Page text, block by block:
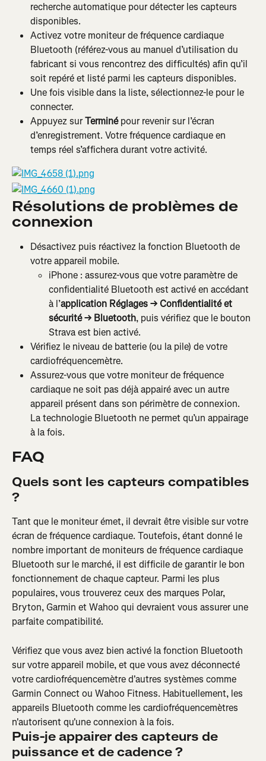
recherche automatique pour détecter les capteurs
disponibles.
Activez votre moniteur de fréquence cardiaque
Bluetooth (référez-vous au manuel d’utilisation du
fabricant si vous rencontrez des difficultés) afin qu’il
soit repéré et listé parmi les capteurs disponibles.
Une fois visible dans la liste, sélectionnez-le pour le
connecter.
Appuyez sur Terminé pour revenir sur l’écran
d’enregistrement. Votre fréquence cardiaque en
temps réel s’affichera durant votre activité.
Résolutions de problèmes de
connexion
Désactivez puis réactivez la fonction Bluetooth de
votre appareil mobile.
iPhone : assurez-vous que votre paramètre de
confidentialité Bluetooth est activé en accédant
à l’application Réglages → Confidentialité et
sécurité → Bluetooth, puis vérifiez que le bouton
Strava est bien activé.
Vérifiez le niveau de batterie (ou la pile) de votre
cardiofréquencemètre.
Assurez-vous que votre moniteur de fréquence
cardiaque ne soit pas déjà appairé avec un autre
appareil présent dans son périmètre de connexion.
La technologie Bluetooth ne permet qu’un appairage
à la fois.
FAQ
Quels sont les capteurs compatibles
?
Tant que le moniteur émet, il devrait être visible sur votre
écran de fréquence cardiaque. Toutefois, étant donné le
nombre important de moniteurs de fréquence cardiaque
Bluetooth sur le marché, il est difficile de garantir le bon
fonctionnement de chaque capteur. Parmi les plus
populaires, vous trouverez ceux des marques Polar,
Bryton, Garmin et Wahoo qui devraient vous assurer une
parfaite compatibilité.
Vérifiez que vous avez bien activé la fonction Bluetooth
sur votre appareil mobile, et que vous avez déconnecté
votre cardiofréquencemètre d'autres systèmes comme
Garmin Connect ou Wahoo Fitness. Habituellement, les
appareils Bluetooth comme les cardiofréquencemètres
n'autorisent qu'une connexion à la fois.
Puis-je appairer des capteurs de
puissance et de cadence ?